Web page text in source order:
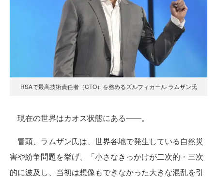
RSAで最高技術責任者（CTO）を務めるズルフィカール ラムザン氏
現在の世界はカオス状態にある――。
冒頭、ラムザン氏は、世界各地で発生している自然災
害や紛争問題を挙げ、「小さなきっかけが二次的・三次
的に波及し、当初は想像もできなかった大きな混乱を引